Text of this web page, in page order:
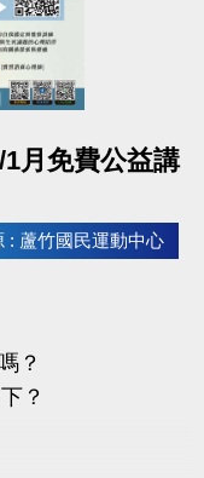
:
news/pageID/1/
月免費公益講
: 蘆竹國民運動中心
？
？